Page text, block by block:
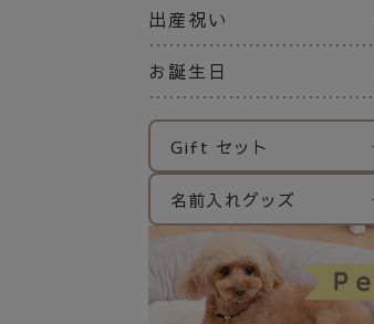
出産祝い
お誕生日
Gift セット
名前入れグッズ